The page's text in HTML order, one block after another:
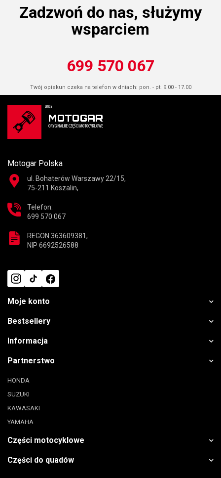
Zadzwoń do nas, służymy
wsparciem
699 570 067
Twój opiekun czeka na telefon w dniach: pon. - pt. 9.00 - 17.00
Motogar Polska
ul. Bohaterów Warszawy 22/15,
75-211 Koszalin,
Telefon:
699 570 067
REGON 363609381,
NIP 6692526588
Moje konto
Bestsellery
Informacja
Partnerstwo
HONDA
SUZUKI
KAWASAKI
YAMAHA
Części motocyklowe
Części do quadów